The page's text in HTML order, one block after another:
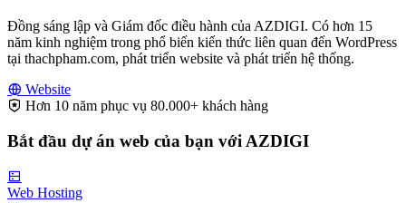
Đồng sáng lập và Giám đốc điều hành của AZDIGI. Có hơn 15
năm kinh nghiệm trong phổ biến kiến thức liên quan đến WordPress
tại thachpham.com, phát triển website và phát triển hệ thống.
Website
Hơn 10 năm phục vụ 80.000+ khách hàng
Bắt đầu dự án web của bạn với AZDIGI
Web Hosting